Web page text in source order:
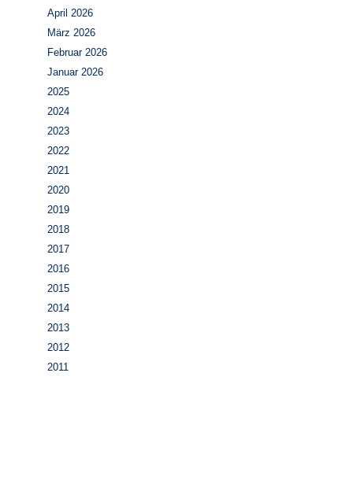
April 2026
März 2026
Februar 2026
Januar 2026
2025
2024
2023
2022
2021
2020
2019
2018
2017
2016
2015
2014
2013
2012
2011